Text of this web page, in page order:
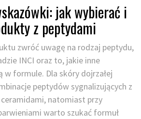
jak wybierać i
z peptydami
zwróć uwagę na rodzaj peptydu,
INCI oraz to, jakie inne
w formule. Dla skóry dojrzałej
peptydów sygnalizujących z
natomiast przy
warto szukać formuł